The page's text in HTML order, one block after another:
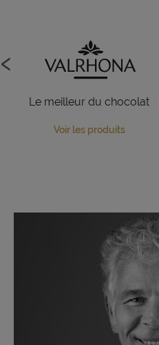
Le meilleur du chocolat
Voir les produits
‹
‹